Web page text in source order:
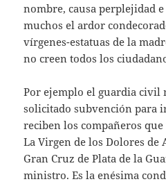
nombre, causa perplejidad
muchos el ardor
vírgenes-estatuas de la
no creen todos los
Por ejemplo el guardia civil
solicitado subvención para
reciben los compañeros
La Virgen de los Dolores
Gran Cruz de Plata de la
ministro. Es la enésima